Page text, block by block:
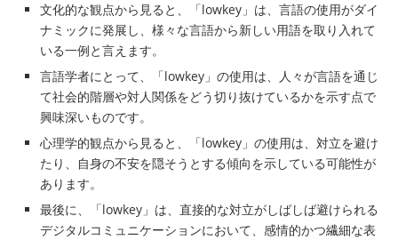
文化的な観点から見ると、「lowkey」は、言語の使用がダイ
ナミックに発展し、様々な言語から新しい用語を取り入れて
いる一例と言えます。
言語学者にとって、「lowkey」の使用は、人々が言語を通じ
て社会的階層や対人関係をどう切り抜けているかを示す点で
興味深いものです。
心理学的観点から見ると、「lowkey」の使用は、対立を避け
たり、自身の不安を隠そうとする傾向を示している可能性が
あります。
最後に、「lowkey」は、直接的な対立がしばしば避けられる
デジタルコミュニケーションにおいて、感情的かつ繊細な表